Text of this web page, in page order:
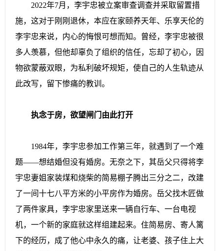
2022年7月，李宇忠被立案审查调查并采取留置措
施，这对于刚刚退休，本应在家颐养天年、乐享天伦的
李宇忠来说，内心的悔恨可想而知。曾经，李宇忠被很
多人羡慕，但他却辜负了组织的信任，忘却了初心，因
物欲蒙蔽双眼，为私利破坏规矩，使自己的人生轨迹从
此改写，留下惨痛的教训。
执念于房，欲望闸门由此打开
1984年，李宇忠参加工作第三年，就遇到了一个难
题——想结婚但没有婚房。无奈之下，其岳父只得将李
宇忠妻姐家装煤和烧柴的简易棚子腾出三分之二，改建
了一间十七八平方米的小平房作为婚房。岳父找木匠做
了两件家具，李宇忠家里送来一辆自行车、一台电视
机，一个新的家庭就这样组建起来。住简易房、寄人篱
下的经历，成了他心中永久的痛，让老婆、孩子住上大